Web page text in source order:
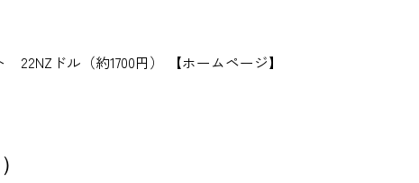
22NZドル（約1700円） 【ホームページ】